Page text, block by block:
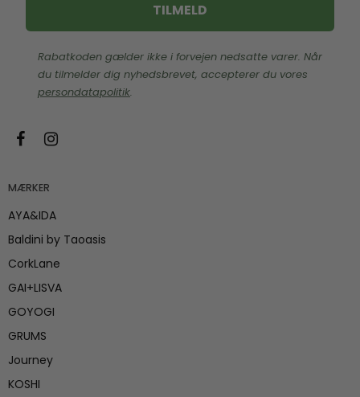
TILMELD
Rabatkoden gælder ikke i forvejen nedsatte varer. Når
du tilmelder dig nyhedsbrevet, accepterer du vores
persondatapolitik.
MÆRKER
AYA&IDA
Baldini by Taoasis
CorkLane
GAI+LISVA
GOYOGI
GRUMS
Journey
KOSHI